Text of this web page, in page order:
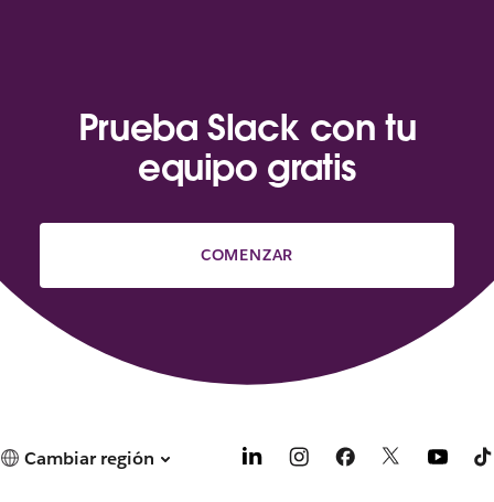
Prueba Slack con tu
equipo gratis
COMENZAR
Cambiar región